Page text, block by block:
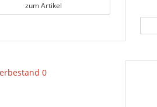
zum Artikel